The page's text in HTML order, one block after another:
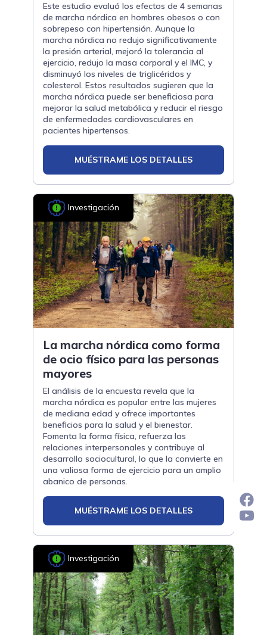
Este estudio evaluó los efectos de 4 semanas
de marcha nórdica en hombres obesos o con
sobrepeso con hipertensión. Aunque la
marcha nórdica no redujo significativamente
la presión arterial, mejoró la tolerancia al
ejercicio, redujo la masa corporal y el IMC, y
disminuyó los niveles de triglicéridos y
colesterol. Estos resultados sugieren que la
marcha nórdica puede ser beneficiosa para
mejorar la salud metabólica y reducir el riesgo
de enfermedades cardiovasculares en
pacientes hipertensos.
MUÉSTRAME LOS DETALLES
Investigación
La marcha nórdica como forma
de ocio físico para las personas
mayores
El análisis de la encuesta revela que la
marcha nórdica es popular entre las mujeres
de mediana edad y ofrece importantes
beneficios para la salud y el bienestar.
Fomenta la forma física, refuerza las
relaciones interpersonales y contribuye al
desarrollo sociocultural, lo que la convierte en
una valiosa forma de ejercicio para un amplio
abanico de personas.
MUÉSTRAME LOS DETALLES
Investigación